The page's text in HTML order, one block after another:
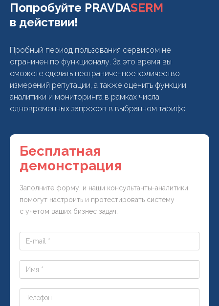
Попробуйте PRAVDASERM
в действии!
Пробный период пользования сервисом не
ограничен по функционалу. За это время вы
сможете сделать неограниченное количество
измерений репутации, а также оценить функции
аналитики и мониторинга в рамках числа
одновременных запросов в выбранном тарифе.
Бесплатная
демонстрация
Заполните форму, и наши консультанты-аналитики
помогут настроить и протестировать систему
с учетом ваших бизнес задач.